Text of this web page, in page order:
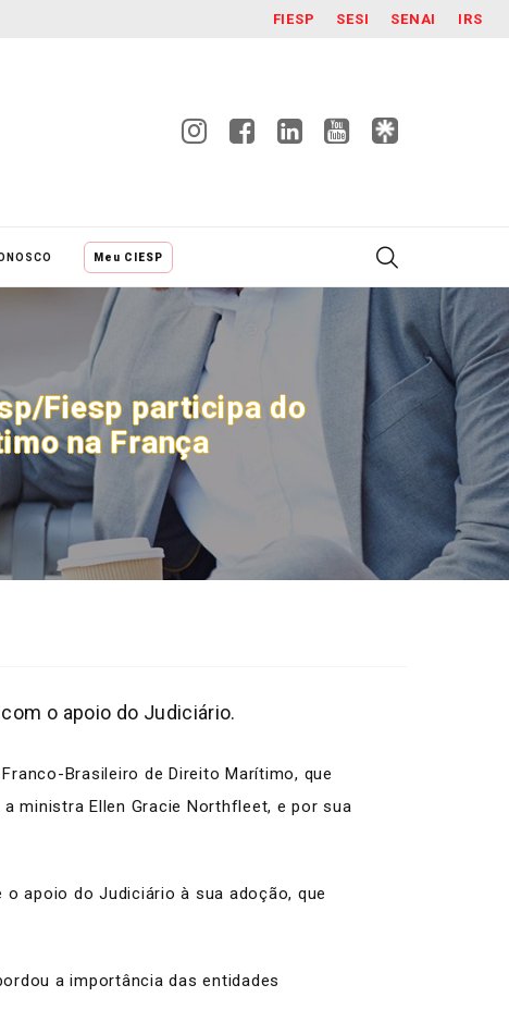
FIESP SESI SENAI IRS
Meu CIESP
Fiesp participa do
na França
o apoio do Judiciário.
Brasileiro de Direito Marítimo, que
ministra Ellen Gracie Northfleet, e por sua
apoio do Judiciário à sua adoção, que
a importância das entidades